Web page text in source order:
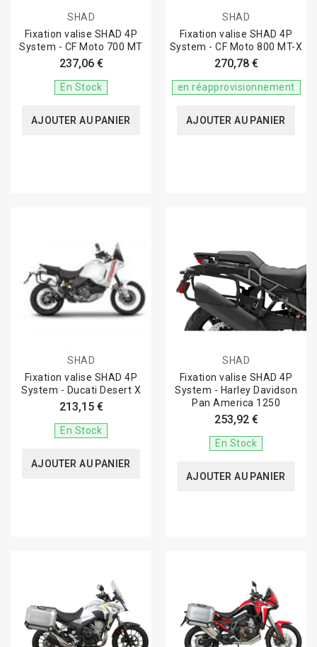
SHAD
Fixation valise SHAD 4P
System - CF Moto 700 MT
237,06 €
En Stock
AJOUTER AU PANIER
SHAD
Fixation valise SHAD 4P
System - CF Moto 800 MT-X
270,78 €
en réapprovisionnement
AJOUTER AU PANIER
SHAD
Fixation valise SHAD 4P
System - Ducati Desert X
213,15 €
En Stock
AJOUTER AU PANIER
SHAD
Fixation valise SHAD 4P
System - Harley Davidson
Pan America 1250
253,92 €
En Stock
AJOUTER AU PANIER